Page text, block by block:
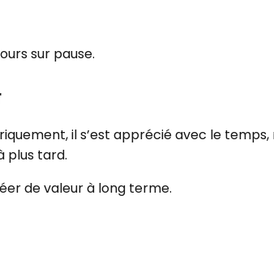
sur pause.
il s’est apprécié avec le
plus tard.
de valeur à long terme.